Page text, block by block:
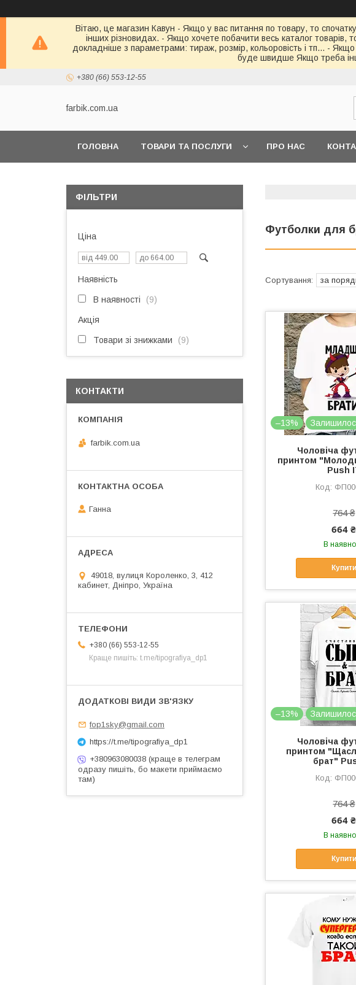
Вітаю, це магазин Кавун - Якщо у вас питання по товару, то
інших різновидах. - Якщо хочете побачити весь каталог
докладніше з параметрами: тираж, розмір, кольоровість і тп... -
буде швидше Якщо треба
+380 (66) 553-12-55
farbik.com.ua
ГОЛОВНА ТОВАРИ ТА ПОСЛУГИ ПРО НАС
Футболки для
–13%
Чоловіча
принтом
Push
764 ₴
664 ₴
В
Купити
–13%
Чоловіча
принтом
брат"
764 ₴
664 ₴
В
Купити
ФІЛЬТРИ
Ціна
Наявність
В наявності 9
Акція
Товари зі знижками 9
КОНТАКТИ
farbik.com.ua
Ганна
49018, вулиця Короленко, 3, 412
кабинет, Дніпро, Україна
+380 (66) 553-12-55
Краще пишіть: t.me/tipografiya_dp1
fop1sky@gmail.com
https://t.me/tipografiya_dp1
+380963080038 (краще в телеграм
одразу пишіть, бо макети приймаємо
там)